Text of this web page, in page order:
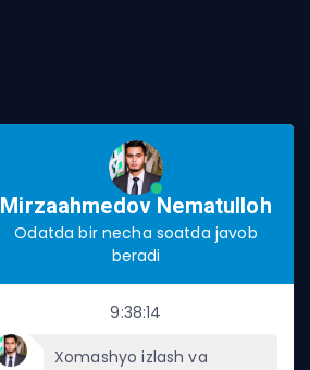
Mirzaahmedov Nematulloh
Odatda bir necha soatda javob
beradi
9:38:14
Xomashyo izlash va